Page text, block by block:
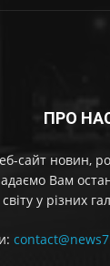
ПРО
сайт новин,
Вам
у різних